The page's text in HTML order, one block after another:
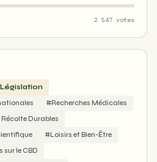
2 547 votes
#Recherches Médicales
Durables
#Loisirs et Bien-Être
sur le CBD